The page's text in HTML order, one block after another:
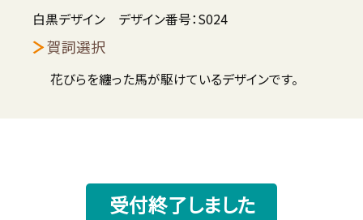
白黒デザイン デザイン番号：S024
賀詞選択
花びらを纏った馬が駆けているデザインです。
受付終了しました